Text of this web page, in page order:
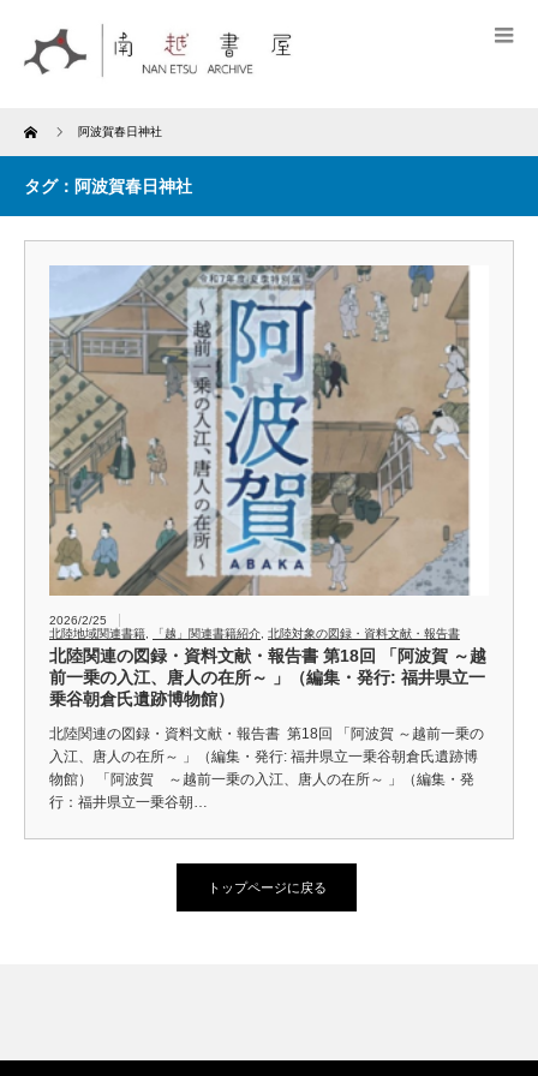
Home 阿波賀春日神社
タグ：阿波賀春日神社
2026/2/25
北陸地域関連書籍
「越」関連書籍紹介 北陸対象の図録・資料文献・報告書
北陸関連の図録・資料文献・報告書 第18回 「阿波賀 ～越
前一乗の入江、唐人の在所～ 」（編集・発行: 福井県立一
乗谷朝倉氏遺跡博物館）
北陸関連の図録・資料文献・報告書 第18回 「阿波賀 ～越前一乗の
入江、唐人の在所～ 」（編集・発行: 福井県立一乗谷朝倉氏遺跡博
物館） 「阿波賀 ～越前一乗の入江、唐人の在所～ 」（編集・発
行：福井県立一乗谷朝…
トップページに戻る